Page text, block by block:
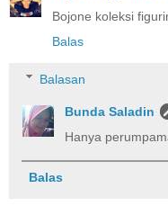
Bojone koleksi
Balas
Balasan
Bunda Saladin
Hanya
Balas